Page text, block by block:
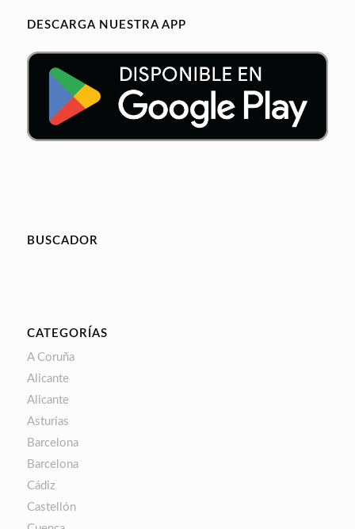
DESCARGA NUESTRA APP
BUSCADOR
CATEGORÍAS
A Coruña
Alicante
Alicante
Asturias
Barcelona
Barcelona
Cádiz
Castellón